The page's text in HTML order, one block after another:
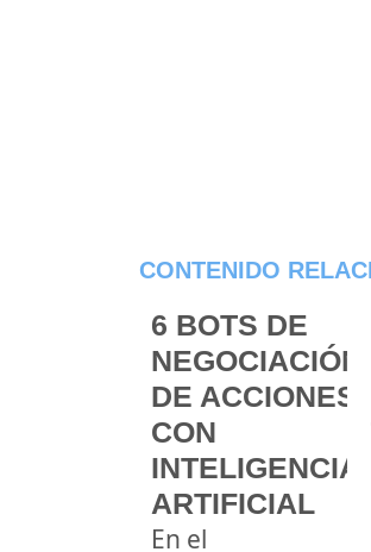
CONTENIDO
6 BOTS DE
NEGOCIACIÓN
DE ACCIONES
CON
INTELIGENCIA
ARTIFICIAL
En el